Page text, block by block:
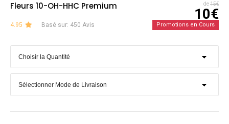
Fleurs 10-OH-HHC Premium de15€
10€
4.95 Basé sur: 450 Avis Promotions en Cours